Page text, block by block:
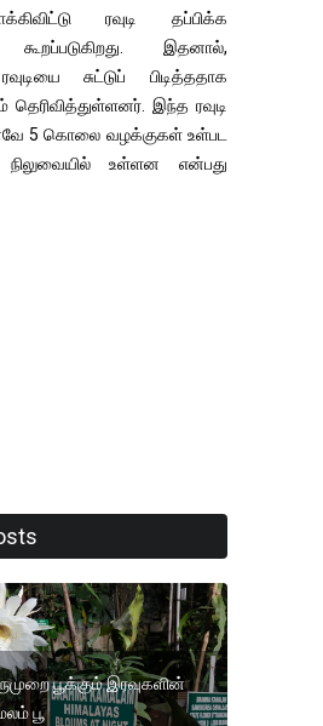
ரவுடி தப்பிக்க
கூறப்படுகிறது. இதனால்,
சுட்டுப் பிடித்ததாக
இந்த ரவுடி
5 கொலை வழக்குகள் உள்பட
உள்ளன என்பது
பூக்கும் இரவுகளின்
பூ